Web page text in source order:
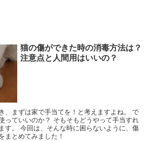
猫の傷ができた時の消毒方法は？
注意点と人間用はいいの？
、まずは家で手当てを！と考えますよね。 で
っていいのか？ そもそもどうやって手当すれ
す。 今回は、そんな時に困らないように、傷
まとめてみました！